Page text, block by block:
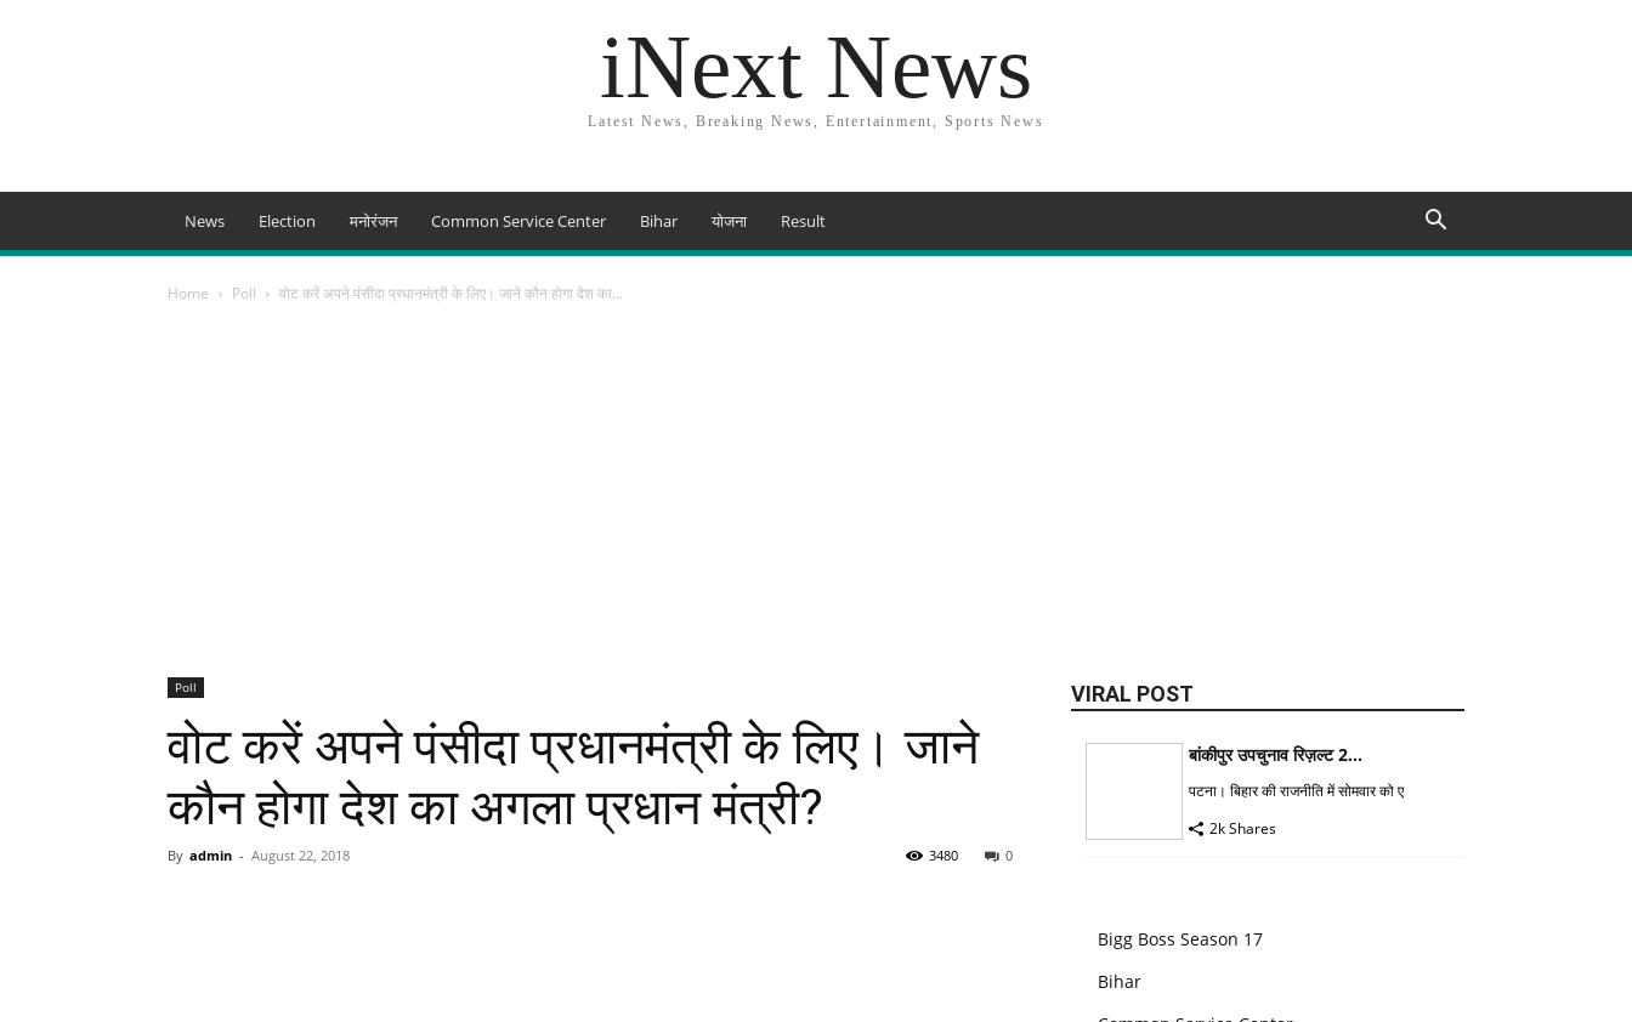
iNext News
Latest News, Breaking News, Entertainment, Sports News
News Election मनोरंजन Common Service Center Bihar योजना Result
Home Poll वोट करें अपने पंसीदा प्रधानमंत्री के लिए। जाने कौन होगा देश का...
Poll
वोट करें अपने पंसीदा प्रधानमंत्री के लिए। जाने
कौन होगा देश का अगला प्रधान मंत्री?
By admin - August 22, 2018 0
3480
VIRAL POST
बांकीपुर उपचुनाव रिज़ल्ट 2...
पटना। बिहार की राजनीति में सोमवार को ए
2k Shares
Bigg Boss Season 17
Bihar